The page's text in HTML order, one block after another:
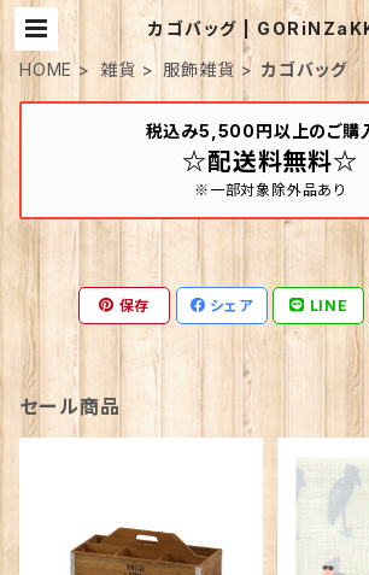
カゴバッグ |
HOME
雑貨 服飾雑貨 カゴバッグ
税込み5,500円以上のご購
☆配送料無料☆
※一部対象除外品あり
保存 シェア LINE
セール商品